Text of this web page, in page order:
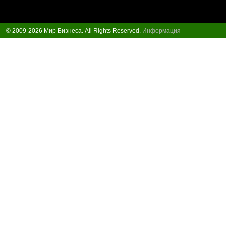
© 2009-2026 Мир Бизнеса. All Rights Reserved. Информация